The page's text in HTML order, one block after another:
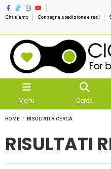
Chi siamo Consegna spedizione e resi
Menu Cerca
HOME RISULTATI RICERCA
RISULTATI